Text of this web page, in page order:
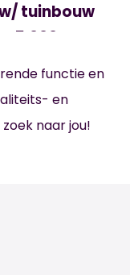
tuinbouw
5.000
functie en
en
naar jou!